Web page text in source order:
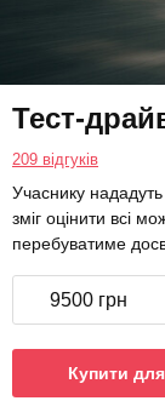
Тест-
209 відгуків
Учаснику
зміг оцінити всі
перебуватиме
9500 грн
Купити